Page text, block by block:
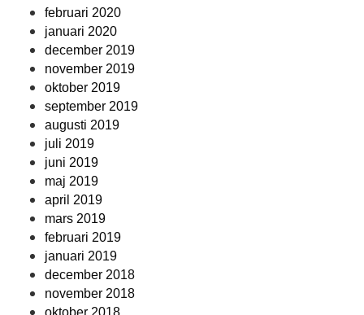
februari 2020
januari 2020
december 2019
november 2019
oktober 2019
september 2019
augusti 2019
juli 2019
juni 2019
maj 2019
april 2019
mars 2019
februari 2019
januari 2019
december 2018
november 2018